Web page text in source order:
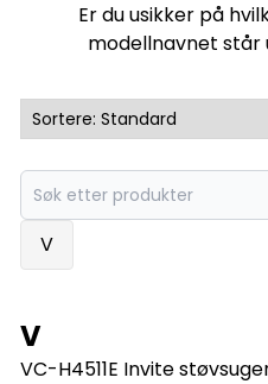
Er du usikker på
modellnavnet står
V
V
VC-H4511E Invite